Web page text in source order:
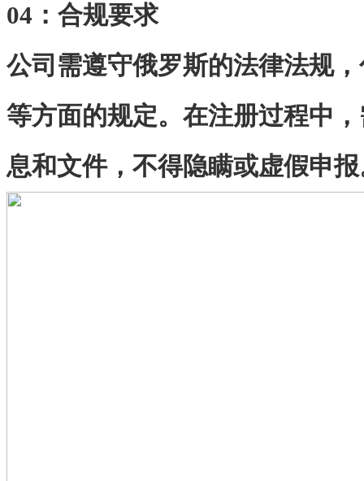
04： 合规要求
公司需遵守俄罗斯的法律法规
等方面的规定。在注册过程中
息和文件，不得隐瞒或虚假申